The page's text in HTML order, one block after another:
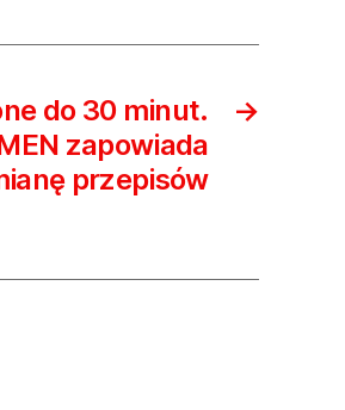
→
do 30 minut.
zapowiada
przepisów